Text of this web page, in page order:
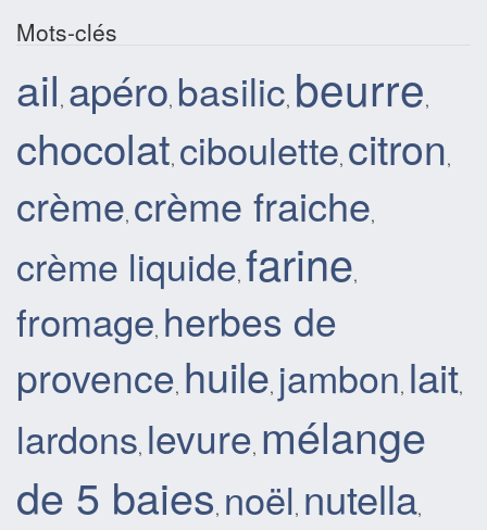
Mots-clés
ail , apéro, basilic, beurre,
chocolat, ciboulette, citron,
crème, crème fraiche,
crème liquide, farine,
fromage, herbes de
provence, huile, jambon, lait,
lardons, levure, mélange
de 5 baies, noël, nutella,